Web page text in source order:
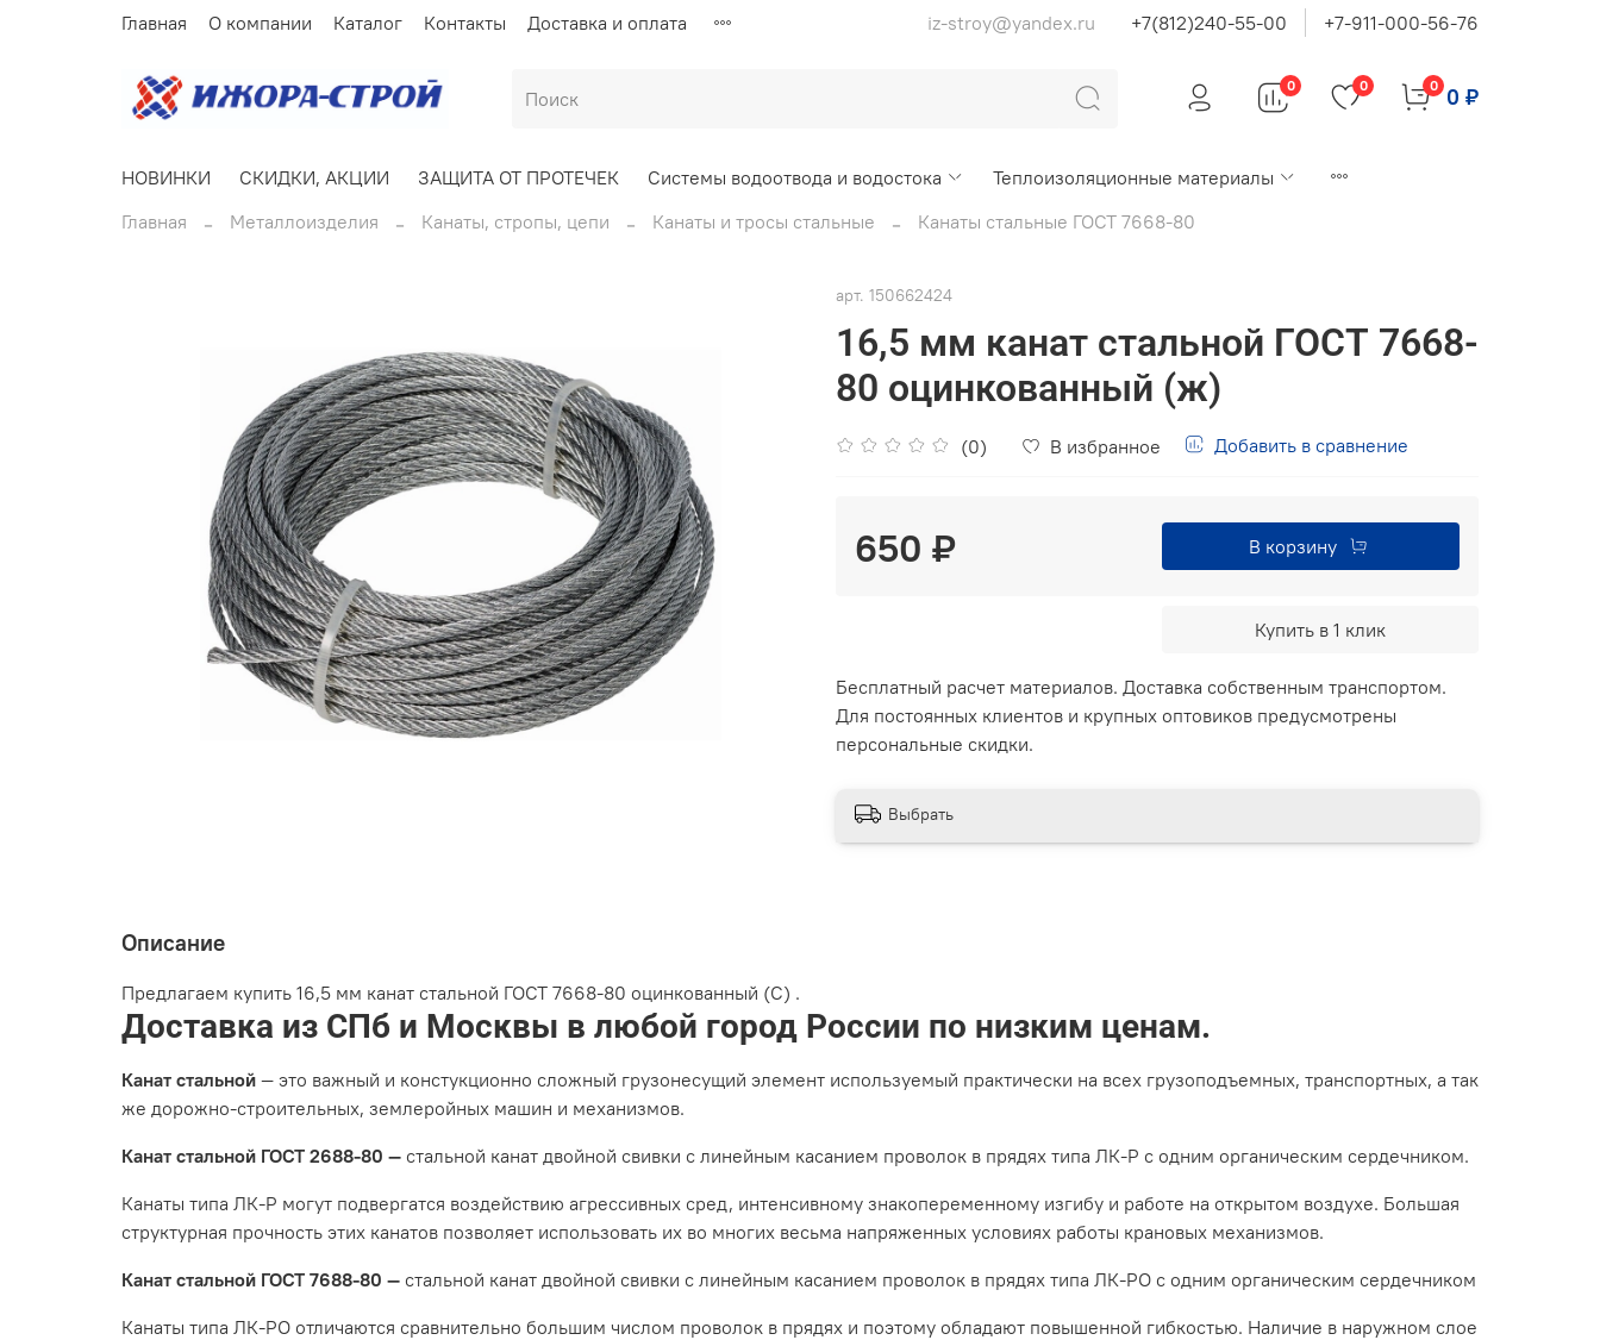
Главная О компании Каталог Контакты Доставка и оплата iz-stroy@yandex.ru +7(812)240-55-00 +7-911-000-56-76
0 0 0 0 ₽
НОВИНКИ СКИДКИ, АКЦИИ ЗАЩИТА ОТ ПРОТЕЧЕК Системы водоотвода и водостока
Теплоизоляционные материалы
Главная
Металлоизделия Канаты, стропы, цепи Канаты и тросы стальные Канаты стальные ГОСТ 7668-80
арт. 150662424
16,5 мм канат стальной ГОСТ 7668-
80 оцинкованный (ж)
(0) В избранное Добавить в сравнение
650 ₽ В корзину
Купить в 1 клик
Бесплатный расчет материалов. Доставка собственным транспортом.
Для постоянных клиентов и крупных оптовиков предусмотрены
персональные скидки.
Выбрать
Описание
Предлагаем купить 16,5 мм канат стальной ГОСТ 7668-80 оцинкованный (С) .
Доставка из СПб и Москвы в любой город России по низким ценам.
Канат стальной — это важный и констукционно сложный грузонесущий элемент используемый практически на всех грузоподъемных, транспортных, а так
же дорожно-строительных, землеройных машин и механизмов.
Канат стальной ГОСТ 2688-80 ― стальной канат двойной свивки с линейным касанием проволок в прядях типа ЛК-Р с одним органическим сердечником.
Канаты типа ЛК-Р могут подвергатся воздействию агрессивных сред, интенсивному знакопеременному изгибу и работе на открытом воздухе. Большая
структурная прочность этих канатов позволяет использовать их во многих весьма напряженных условиях работы крановых механизмов.
Канат стальной ГОСТ 7688-80 ― стальной канат двойной свивки с линейным касанием проволок в прядях типа ЛК-РО с одним органическим сердечником
Канаты типа ЛК-РО отличаются сравнительно большим числом проволок в прядях и поэтому обладают повышенной гибкостью. Наличие в наружном слое